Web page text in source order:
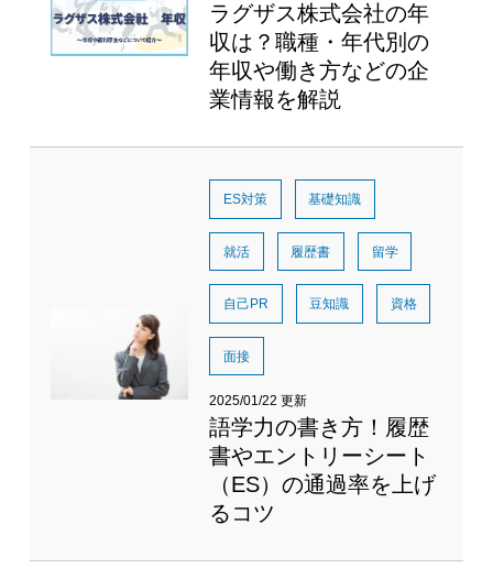
ラグザス株式会社の年
収は？職種・年代別の
年収や働き方などの企
業情報を解説
ES対策 基礎知識
就活 履歴書 留学
自己PR 豆知識 資格
面接
2025/01/22 更新
語学力の書き方！履歴
書やエントリーシート
（ES）の通過率を上げ
るコツ